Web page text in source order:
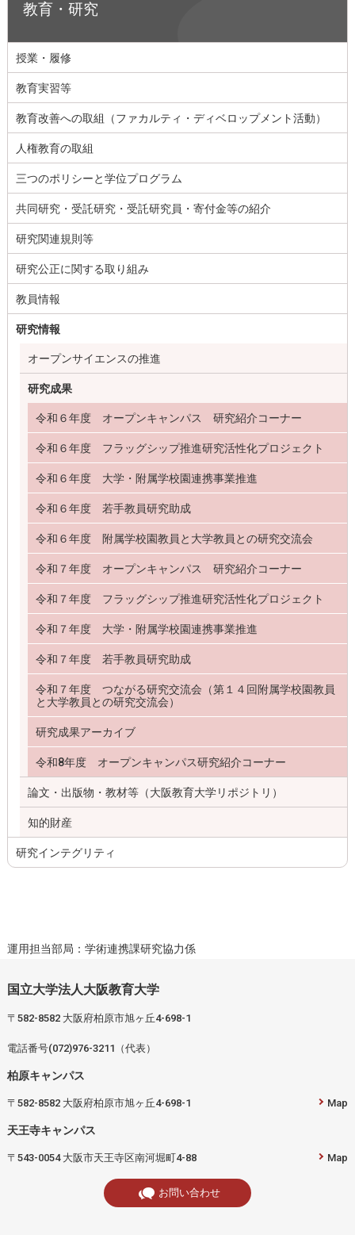
教育・研究
授業・履修
教育実習等
教育改善への取組（ファカルティ・ディベロップメント活動）
人権教育の取組
三つのポリシーと学位プログラム
共同研究・受託研究・受託研究員・寄付金等の紹介
研究関連規則等
研究公正に関する取り組み
教員情報
研究情報
オープンサイエンスの推進
研究成果
令和６年度 オープンキャンパス 研究紹介コーナー
令和６年度 フラッグシップ推進研究活性化プロジェクト
令和６年度 大学・附属学校園連携事業推進
令和６年度 若手教員研究助成
令和６年度 附属学校園教員と大学教員との研究交流会
令和７年度 オープンキャンパス 研究紹介コーナー
令和７年度 フラッグシップ推進研究活性化プロジェクト
令和７年度 大学・附属学校園連携事業推進
令和７年度 若手教員研究助成
令和７年度 つながる研究交流会（第１４回附属学校園教員
と大学教員との研究交流会）
研究成果アーカイブ
令和8年度 オープンキャンパス研究紹介コーナー
論文・出版物・教材等（大阪教育大学リポジトリ）
知的財産
研究インテグリティ
運用担当部局：学術連携課研究協力係
国立大学法人大阪教育大学
〒582-8582 大阪府柏原市旭ヶ丘4-698-1
電話番号(072)976-3211（代表）
柏原キャンパス
〒582-8582 大阪府柏原市旭ヶ丘4-698-1 Map
天王寺キャンパス
〒543-0054 大阪市天王寺区南河堀町4-88 Map
お問い合わせ